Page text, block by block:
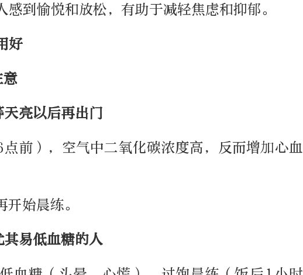
到愉悦和放松，有助于减轻焦虑和抑郁。
好
意
亮以后再出门
前），空气中二氧化碳浓度高，反而增加心血
始晨练。
易低血糖的人